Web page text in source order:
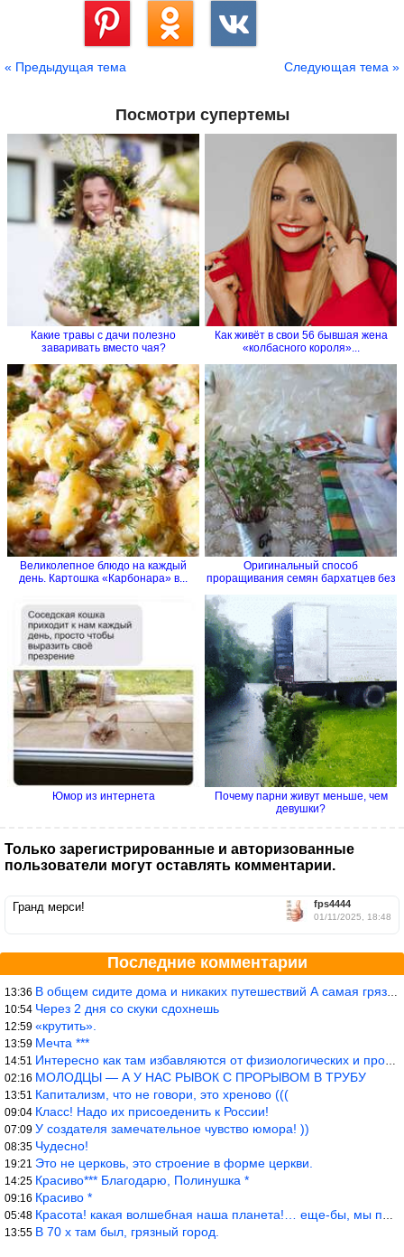
« Предыдущая тема Следующая тема »
Посмотри супертемы
Какие травы с дачи полезно
заваривать вместо чая?
Как живёт в свои 56 бывшая жена
«колбасного короля»...
Великолепное блюдо на каждый
день. Картошка «Карбонара» в...
Оригинальный способ
проращивания семян бархатцев без
Юмор из интернета
Почему парни живут меньше, чем
девушки?
Только зарегистрированные и авторизованные
пользователи могут оставлять комментарии.
fps4444
01/11/2025, 18:48
Гранд мерси!
Последние комментарии
13:36 В общем сидите дома и никаких путешествий А самая грязная в от
10:54 Через 2 дня со скуки сдохнешь
12:59 «крутить».
13:59 Мечта ***
14:51 Интересно как там избавляются от физиологических и прочих отходо
02:16 МОЛОДЦЫ — А У НАС РЫВОК С ПРОРЫВОМ В ТРУБУ
13:51 Капитализм, что не говори, это хреново (((
09:04 Класс! Надо их присоеденить к России!
07:09 У создателя замечательное чувство юмора! ))
08:35 Чудесно!
19:21 Это не церковь, это строение в форме церкви.
14:25 Красиво*** Благодарю, Полинушка *
09:16 Красиво *
05:48 Красота! какая волшебная наша планета!… еще-бы, мы понимали это…
13:55 В 70 х там был, грязный город.